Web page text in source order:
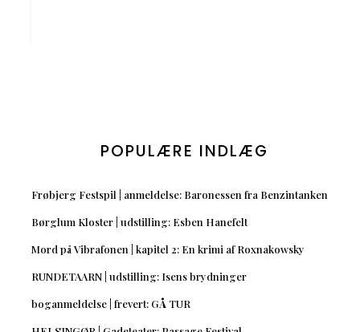
POPULÆRE INDLÆG
Frøbjerg Festspil | anmeldelse: Baronessen fra Benzintanken
Børglum Kloster | udstilling: Esben Hanefelt
Mord på Vibrafonen | kapitel 2: En krimi af Roxnakowsky
RUNDETAARN | udstilling: Isens brydninger
boganmeldelse | frevert: GÅ TUR